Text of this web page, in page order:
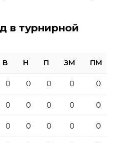
в турнирной
В Н П ЗМ ПМ
0 0 0 0 0
0 0 0 0 0
0 0 0 0 0